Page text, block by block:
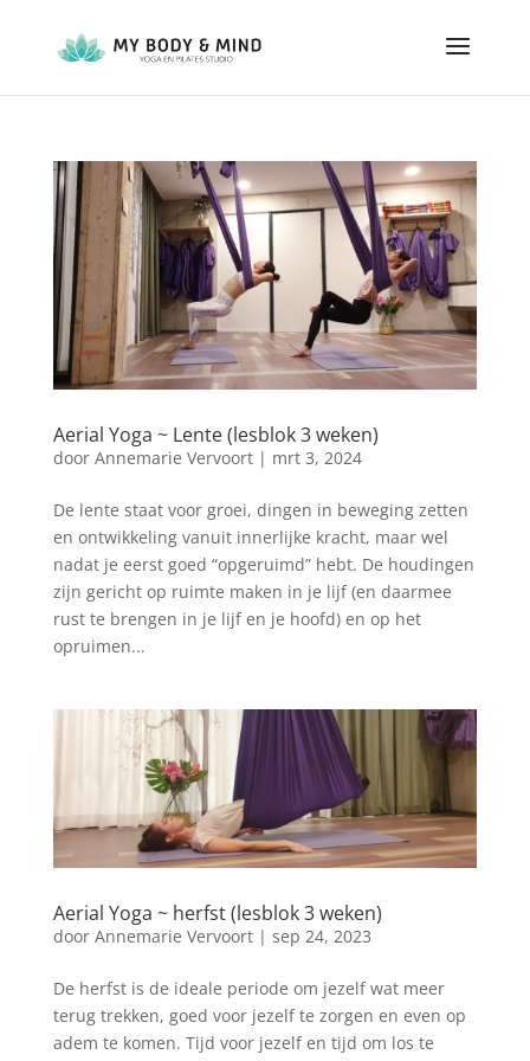
Aerial Yoga ~ Lente (lesblok 3 weken)
door Annemarie Vervoort| mrt 3, 2024
De lente staat voor groei, dingen in beweging zetten
en ontwikkeling vanuit innerlijke kracht, maar wel
nadat je eerst goed “opgeruimd” hebt. De houdingen
zijn gericht op ruimte maken in je lijf (en daarmee
rust te brengen in je lijf en je hoofd) en op het
opruimen...
Aerial Yoga ~ herfst (lesblok 3 weken)
door Annemarie Vervoort| sep 24, 2023
De herfst is de ideale periode om jezelf wat meer
terug trekken, goed voor jezelf te zorgen en even op
adem te komen. Tijd voor jezelf en tijd om los te